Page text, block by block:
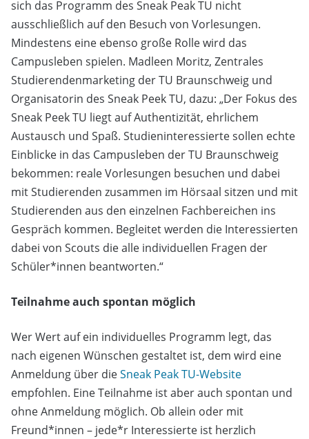
sich das Programm des Sneak Peak TU nicht
ausschließlich auf den Besuch von Vorlesungen.
Mindestens eine ebenso große Rolle wird das
Campusleben spielen. Madleen Moritz, Zentrales
Studierendenmarketing der TU Braunschweig und
Organisatorin des Sneak Peek TU, dazu: „Der Fokus des
Sneak Peek TU liegt auf Authentizität, ehrlichem
Austausch und Spaß. Studieninteressierte sollen echte
Einblicke in das Campusleben der TU Braunschweig
bekommen: reale Vorlesungen besuchen und dabei
mit Studierenden zusammen im Hörsaal sitzen und mit
Studierenden aus den einzelnen Fachbereichen ins
Gespräch kommen. Begleitet werden die Interessierten
dabei von Scouts die alle individuellen Fragen der
Schüler*innen beantworten.“
Teilnahme auch spontan möglich
Wer Wert auf ein individuelles Programm legt, das
nach eigenen Wünschen gestaltet ist, dem wird eine
Anmeldung über dieSneak Peak TU-Website
empfohlen. Eine Teilnahme ist aber auch spontan und
ohne Anmeldung möglich. Ob allein oder mit
Freund*innen – jede*r Interessierte ist herzlich